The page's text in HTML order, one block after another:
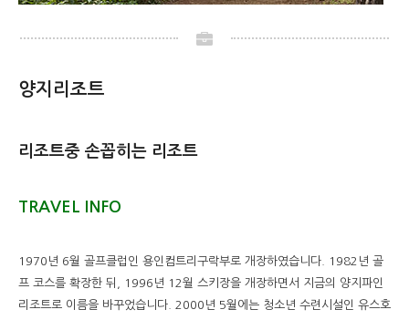
양지리조트
리조트중 손꼽히는 리조트
TRAVEL INFO
1970년 6월 골프클럽인 용인컴트리구락부로 개장하였습니다. 1982년 골
프 코스를 확장한 뒤, 1996년 12월 스키장을 개장하면서 지금의 양지파인
리조트로 이름을 바꾸었습니다. 2000년 5월에는 청소년 수련시설인 유스호